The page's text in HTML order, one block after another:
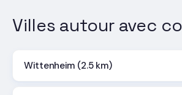
Villes autour avec
Wittenheim (2.5 km)